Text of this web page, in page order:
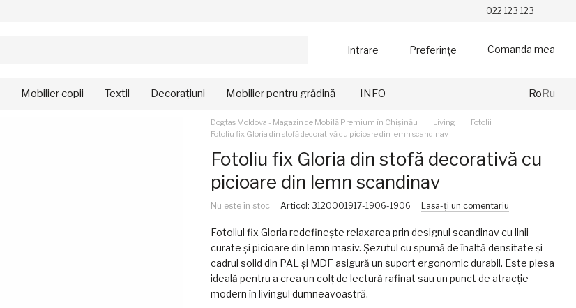
022 123 123
Intrare Preferințe Comanda mea
Mobilier copii Textil Decorațiuni Mobilier pentru grădină INFO RoRu
Dogtas Moldova - Magazin de Mobilă Premium în Chișinău Living
Fotolii
Fotoliu fix Gloria din stofă decorativă cu picioare din lemn scandinav
Fotoliu fix Gloria din stofă decorativă cu
picioare din lemn scandinav
Nu este în stoc Articol: 3120001917-1906-1906 Lasa-ți un comentariu
Fotoliul fix Gloria redefinește relaxarea prin designul scandinav cu linii
curate și picioare din lemn masiv. Șezutul cu spumă de înaltă densitate și
cadrul solid din PAL și MDF asigură un suport ergonomic durabil. Este piesa
ideală pentru a crea un colț de lectură rafinat sau un punct de atracție
modern în livingul dumneavoastră.